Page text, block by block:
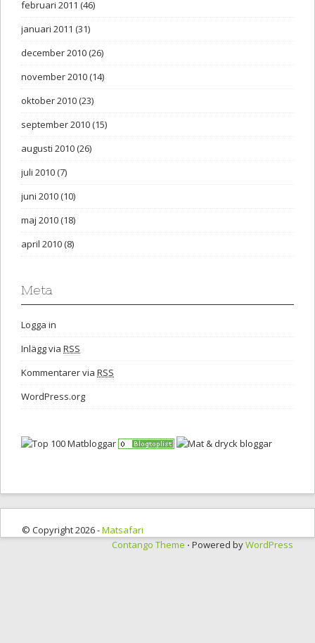
februari 2011 (46)
januari 2011 (31)
december 2010(26)
november 2010(14)
oktober 2010(23)
september 2010(15)
augusti 2010(26)
juli 2010(7)
juni 2010(10)
maj 2010(18)
april 2010(8)
Meta
Logga in
Inlägg via RSS
Kommentarer via RSS
WordPress.org
© Copyright 2026 -Matsafari
Contango Theme ⋅ Powered byWordPress